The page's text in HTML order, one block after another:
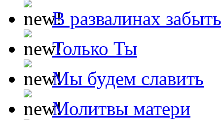
В развалинах
Только Ты
Мы будем славить
Молитвы матери